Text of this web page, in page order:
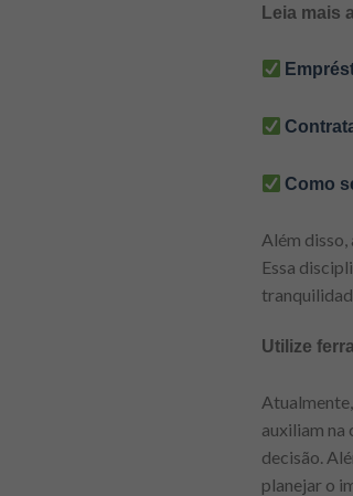
Leia mais
Como
Além
Essa
Utilize
auxiliam na
decisão.
planejar o